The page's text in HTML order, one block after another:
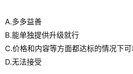
A.多多益善
B.能单独提供升级就行
C.价格和内容等方面都达标的情况下
D.无法接受